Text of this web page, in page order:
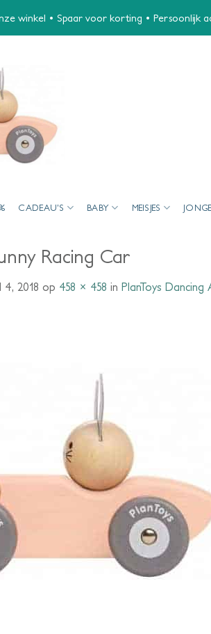
winkel • Spaar voor korting • Persoonlijk
CADEAU’S BABY MEISJES
Racing Car
4, 2018 op 458 × 458 in PlanToys